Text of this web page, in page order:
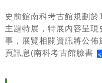
箱
網
站
史前館南科考古館規劃於
主題特展，特展內容呈
事，展覽相關資訊將公佈
頁訊息 (南科考古館臉書